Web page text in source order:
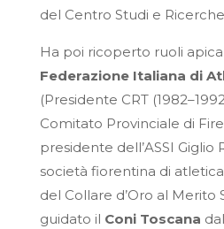
del Centro Studi e
Ha poi ricoperto ruoli
Federazione Italiana di
(Presidente CRT
Comitato Provinciale di
presidente dell’ASSI Giglio
società fiorentina di
del Collare d’Oro al Merito
guidato il Coni Toscana